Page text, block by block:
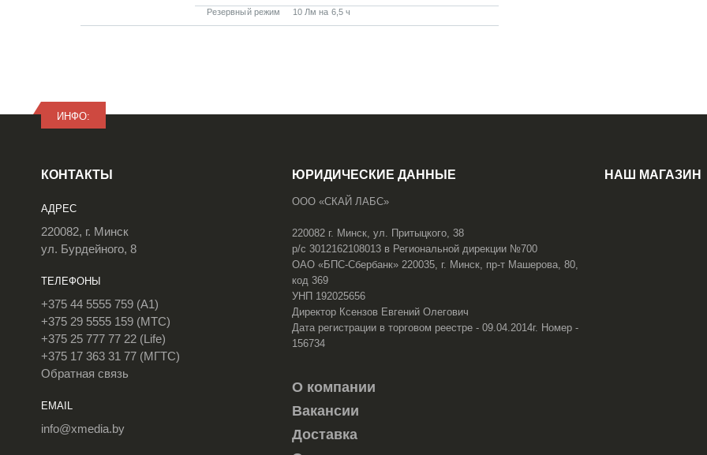
Резервный режим 10 Лм на 6,5 ч
ИНФО:
КОНТАКТЫ
АДРЕС
220082, г. Минск
ул. Бурдейного, 8
ТЕЛЕФОНЫ
+375 44 5555 759 (A1)
+375 29 5555 159 (МТС)
+375 25 777 77 22 (Life)
+375 17 363 31 77 (МГТС)
Обратная связь
EMAIL
info@xmedia.by
ЮРИДИЧЕСКИЕ ДАННЫЕ
ООО «СКАЙ ЛАБС»
220082 г. Минск, ул. Притыцкого, 38
р/с 3012162108013 в Региональной дирекции №700
ОАО «БПС-Сбербанк» 220035, г. Минск, пр-т Машерова, 80,
код 369
УНП 192025656
Директор Ксензов Евгений Олегович
Дата регистрации в торговом реестре - 09.04.2014г. Номер -
156734
О компании
Вакансии
Доставка
НАШ МАГАЗИН